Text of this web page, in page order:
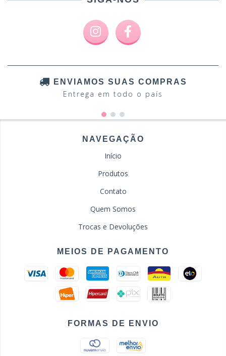
ENVIAMOS SUAS COMPRAS
Entrega em todo o país
NAVEGAÇÃO
Início
Produtos
Contato
Quem Somos
Trocas e Devoluções
MEIOS DE PAGAMENTO
FORMAS DE ENVIO